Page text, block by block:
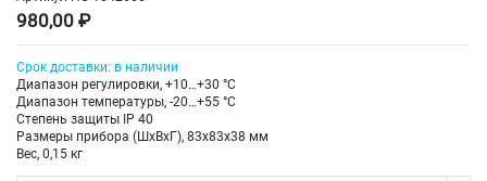
980,00 ₽
Срок доставки: в наличии
Диапазон регулировки, +10…+30 °С
Диапазон температуры, -20…+55 °С
Степень защиты IP 40
Размеры прибора (ШхВхГ), 83x83x38 мм
Вес, 0,15 кг